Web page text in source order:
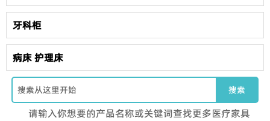
牙科柜
病床 护理床
搜索
请输入你想要的产品名称或关键词查找更多医疗家具